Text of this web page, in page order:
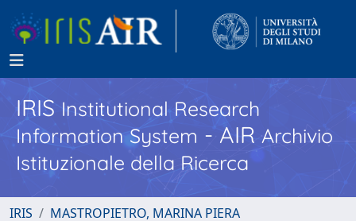
IRISInstitutional Research
Information System - AIR Archivio
Istituzionale della Ricerca
IRIS
MASTROPIETRO, MARINA PIERA